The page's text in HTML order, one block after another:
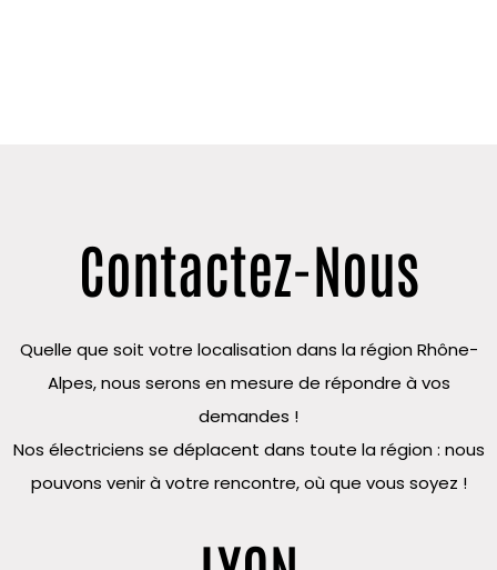
Contactez-Nous
Quelle que soit votre localisation dans la région Rhône-
Alpes, nous serons en mesure de répondre à vos
demandes !
Nos électriciens se déplacent dans toute la région : nous
pouvons venir à votre rencontre, où que vous soyez !